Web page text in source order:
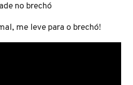
no brechó
me leve para o brechó!